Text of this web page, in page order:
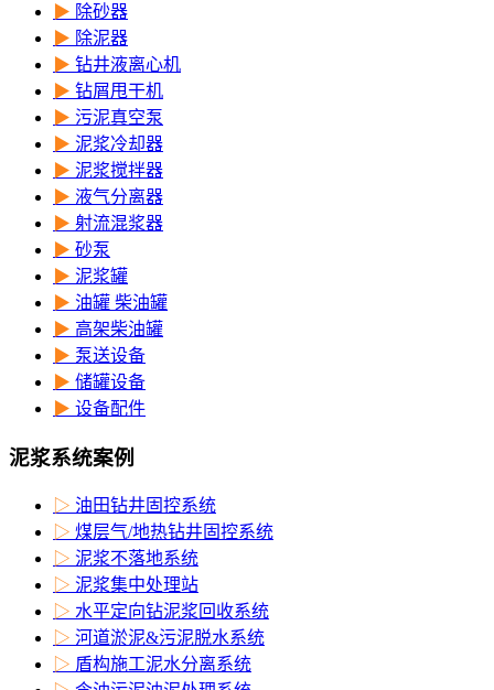
▶ 除砂器
▶ 除泥器
▶ 钻井液离心机
▶ 钻屑甩干机
▶ 污泥真空泵
▶ 泥浆冷却器
▶ 泥浆搅拌器
▶ 液气分离器
▶ 射流混浆器
▶ 砂泵
▶ 泥浆罐
▶ 油罐 柴油罐
▶ 高架柴油罐
▶ 泵送设备
▶ 储罐设备
▶ 设备配件
泥浆系统案例
▷ 油田钻井固控系统
▷ 煤层气/地热钻井固控系统
▷ 泥浆不落地系统
▷ 泥浆集中处理站
▷ 水平定向钻泥浆回收系统
▷ 河道淤泥&污泥脱水系统
▷ 盾构施工泥水分离系统